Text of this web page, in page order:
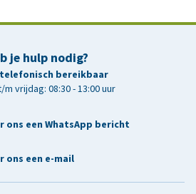
je hulp nodig?
bereikbaar
m vrijdag: 08:30 - 13:00 uur
ons een WhatsApp bericht
ons een e-mail